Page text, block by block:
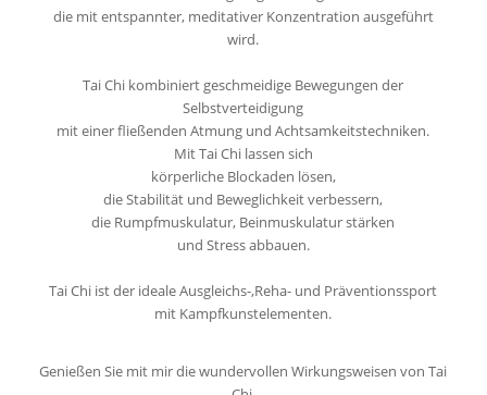
die mit entspannter, meditativer Konzentration ausgeführt
wird.
Tai Chi kombiniert geschmeidige Bewegungen der
Selbstverteidigung
mit einer fließenden Atmung und Achtsamkeitstechniken.
Mit Tai Chi lassen sich
körperliche Blockaden lösen,
die Stabilität und Beweglichkeit verbessern,
die Rumpfmuskulatur, Beinmuskulatur stärken
und Stress abbauen.
Tai Chi ist der ideale Ausgleichs-,Reha- und Präventionssport
mit Kampfkunstelementen.
Genießen Sie mit mir die wundervollen Wirkungsweisen von Tai